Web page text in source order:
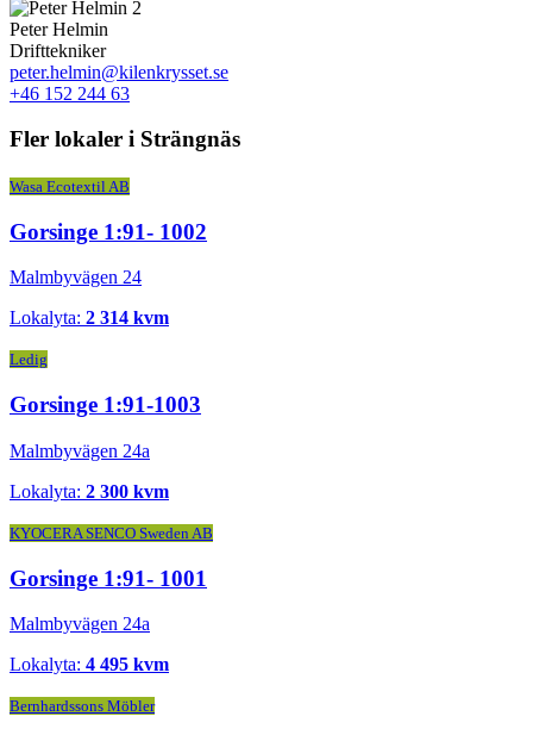
Peter Helmin
Drifttekniker
peter.helmin@kilenkrysset.se
+46 152 244 63
Fler lokaler i Strängnäs
Wasa Ecotextil AB
Gorsinge 1:91- 1002
Malmbyvägen 24
Lokalyta: 2 314 kvm
Ledig
Gorsinge 1:91-1003
Malmbyvägen 24a
Lokalyta: 2 300 kvm
KYOCERA SENCO Sweden AB
Gorsinge 1:91- 1001
Malmbyvägen 24a
Lokalyta: 4 495 kvm
Bernhardssons Möbler